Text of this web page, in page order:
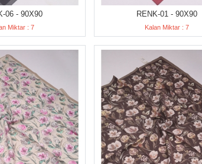
06 - 90X90
Miktar : 7
RENK-01 - 90X90
Kalan Miktar : 7